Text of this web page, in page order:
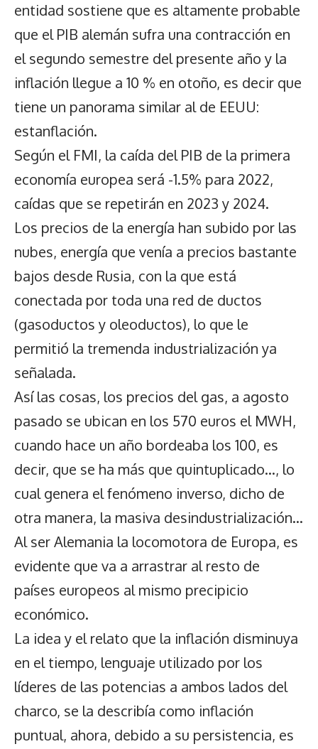
entidad sostiene que es altamente probable
que el PIB alemán sufra una contracción en
el segundo semestre del presente año y la
inflación llegue a 10 % en otoño, es decir que
tiene un panorama similar al de EEUU:
estanflación.
Según el FMI, la caída del PIB de la primera
economía europea será -1.5% para 2022,
caídas que se repetirán en 2023 y 2024.
Los precios de la energía han subido por las
nubes, energía que venía a precios bastante
bajos desde Rusia, con la que está
conectada por toda una red de ductos
(gasoductos y oleoductos), lo que le
permitió la tremenda industrialización ya
señalada.
Así las cosas, los precios del gas, a agosto
pasado se ubican en los 570 euros el MWH,
cuando hace un año bordeaba los 100, es
decir, que se ha más que quintuplicado…, lo
cual genera el fenómeno inverso, dicho de
otra manera, la masiva desindustrialización…
Al ser Alemania la locomotora de Europa, es
evidente que va a arrastrar al resto de
países europeos al mismo precipicio
económico.
La idea y el relato que la inflación disminuya
en el tiempo, lenguaje utilizado por los
líderes de las potencias a ambos lados del
charco, se la describía como inflación
puntual, ahora, debido a su persistencia, es